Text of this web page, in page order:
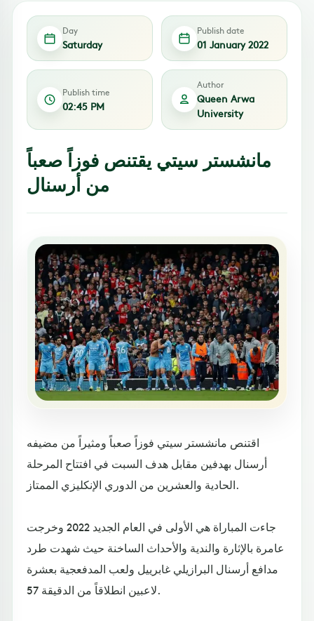
Day
Saturday
Publish date
01 January 2022
Publish time
02:45 PM
Author
Queen Arwa
University
مانشستر سيتي يقتنص فوزاً صعباً
من أرسنال
اقتنص مانشستر سيتي فوزاً صعباً ومثيراً من مضيفه
أرسنال بهدفين مقابل هدف السبت في افتتاح المرحلة
الحادية والعشرين من الدوري الإنكليزي الممتاز.
جاءت المباراة هي الأولى في العام الجديد 2022 وخرجت
عامرة بالإثارة والندية والأحداث الساخنة حيث شهدت طرد
مدافع أرسنال البرازيلي غابرييل ولعب المدفعجية بعشرة
لاعبين انطلاقاً من الدقيقة 57.